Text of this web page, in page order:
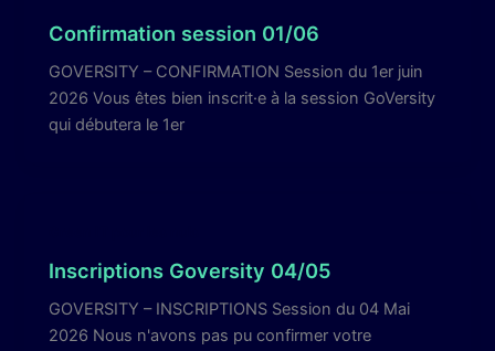
Confirmation session 01/06
GOVERSITY – CONFIRMATION Session du 1er juin
2026 Vous êtes bien inscrit·e à la session GoVersity
qui débutera le 1er
Inscriptions Goversity 04/05
GOVERSITY – INSCRIPTIONS Session du 04 Mai
2026 Nous n'avons pas pu confirmer votre